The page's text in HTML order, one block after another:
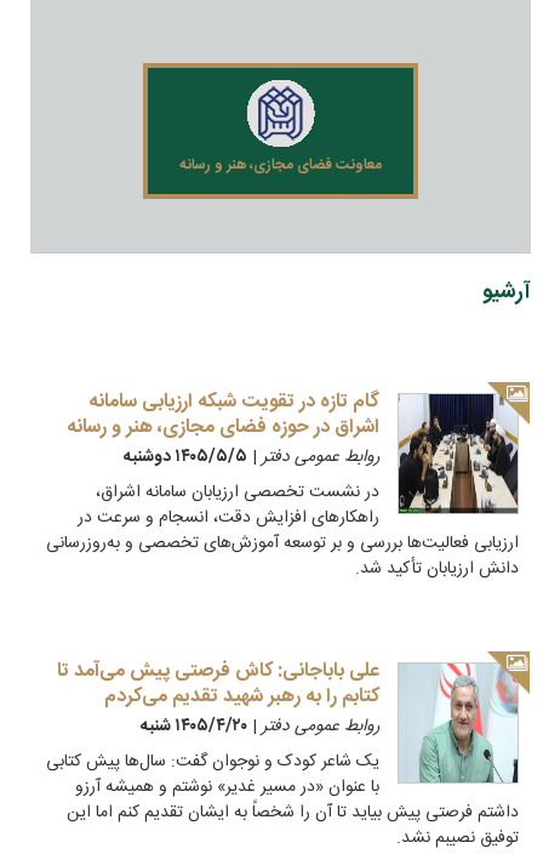
معاونت فضای مجازی، هنر و رسانه
آرشیو
گام تازه در تقویت شبکه ارزیابی سامانه
اشراق در حوزه فضای مجازی، هنر و رسانه
روابط عمومی دفتر| ۱۴۰۵/۵/۵ دوشنبه
در نشست تخصصی ارزیابان سامانه اشراق،
راهکارهای افزایش دقت، انسجام و سرعت در
ارزیابی فعالیت‌ها بررسی و بر توسعه آموزش‌های تخصصی و به‌روزرسانی
دانش ارزیابان تأکید شد.
علی باباجانی: کاش فرصتی پیش می‌آمد تا
کتابم را به رهبر شهید تقدیم می‌کردم
روابط عمومی دفتر| ۱۴۰۵/۴/۲۰ شنبه
یک شاعر کودک و نوجوان گفت: سال‌ها پیش کتابی
با عنوان «در مسیر غدیر» نوشتم و همیشه آرزو
داشتم فرصتی پیش بیاید تا آن را شخصاً به ایشان تقدیم کنم اما این
توفیق نصیبم نشد.